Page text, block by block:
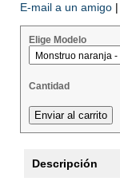
E-mail a un amigo |
Elige Modelo
Cantidad
Descripción